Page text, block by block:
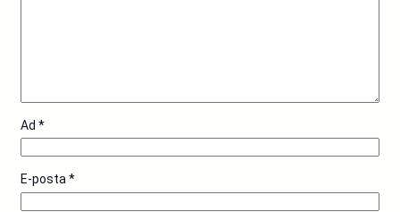
Ad *
E-posta*